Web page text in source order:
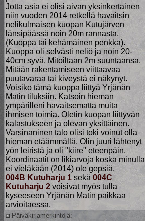
Jotta asia ei olisi aivan yksinkertainen
niin vuoden 2014 retkellä havaitsin
nelikulmaisen kuopan Kutujärven
länsipäässä noin 20m rannasta.
(Kuoppa tai kehämäinen penkka).
Kuoppa oli selvästi neliö ja noin 20-
40cm syvä. Mitoiltaan 2m suuntaansa.
Mitään rakentamiseen viittaavaa
puutavaraa tai kiveystä ei näkynyt.
Voisiko tämä kuoppa liittyä Yrjänän
Matin tiluksiin. Katsoin hieman
ympärilleni havaitsematta muita
ihmisen toimia. Oletin kuopan liittyvän
kalastukseen ja olevan yksittäinen.
Varsinaninen talo olisi toki voinut olla
hieman etäämmällä. Olin juuri lähtenyt
yön leiristä ja oli "kiire" eteenpäin.
Koordinaatit on likiarvoja koska minulla
ei vieläkään (2014) ole gepsiä.
004B Kutuharju 1 sekä 004C
Kutuharju 2 voisivat myös tulla
kyseeseen Yrjänän Matin paikkaa
arvioitaessa.
Päiväkirjamerkintöjä: